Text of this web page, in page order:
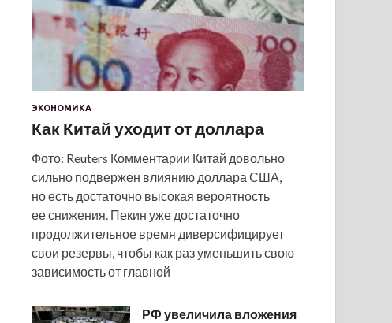
ЭКОНОМИКА
Как Китай уходит от доллара
Фото: Reuters Комментарии Китай довольно
сильно подвержен влиянию доллара США,
но есть достаточно высокая вероятность
ее снижения. Пекин уже достаточно
продолжительное время диверсифицирует
свои резервы, чтобы как раз уменьшить свою
зависимость от главной
РФ увеличила вложения